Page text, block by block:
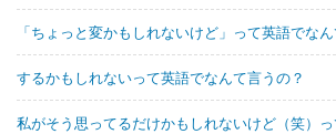
「ちょっと変かもしれないけど」って英語でな
するかもしれないって英語でなんて言うの？
私がそう思ってるだけかもしれないけど（笑）